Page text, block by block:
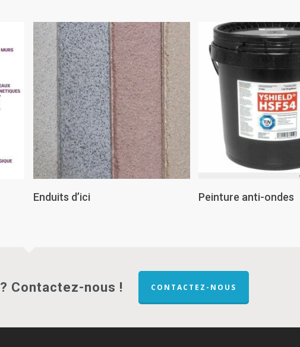
Enduits d’ici Lire La Suite
Peinture anti-ondes
Contactez-nous ! CONTACTEZ-NOUS